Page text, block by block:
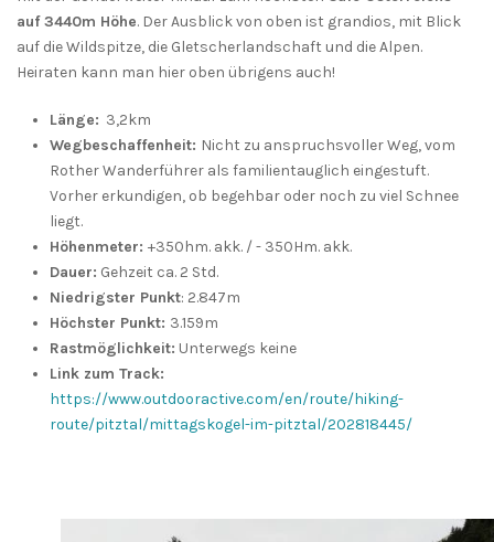
auf 3440m Höhe. Der Ausblick von oben ist grandios, mit Blick
auf die Wildspitze, die Gletscherlandschaft und die Alpen.
Heiraten kann man hier oben übrigens auch!
Länge: 3,2km
Wegbeschaffenheit: Nicht zu anspruchsvoller Weg, vom
Rother Wanderführer als familientauglich eingestuft.
Vorher erkundigen, ob begehbar oder noch zu viel Schnee
liegt.
Höhenmeter: +350hm. akk. / - 350Hm. akk.
Dauer: Gehzeit ca. 2 Std.
Niedrigster Punkt: 2.847m
Höchster Punkt: 3.159m
Rastmöglichkeit: Unterwegs keine
Link zum Track:
https://www.outdooractive.com/en/route/hiking-
route/pitztal/mittagskogel-im-pitztal/202818445/